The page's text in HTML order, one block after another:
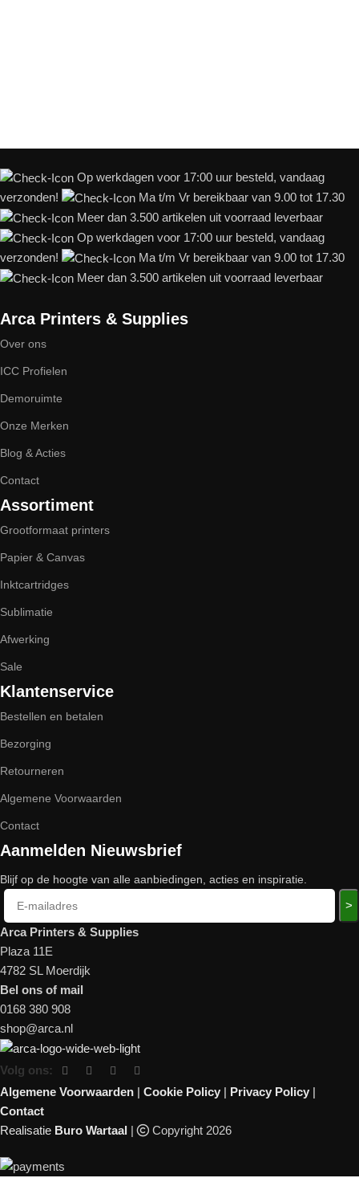
Op werkdagen voor 17:00 uur besteld, vandaag
verzonden!
Ma t/m Vr bereikbaar van 9.00 tot 17.30
Meer dan 3.500 artikelen uit voorraad leverbaar
Op werkdagen voor 17:00 uur besteld, vandaag
verzonden!
Ma t/m Vr bereikbaar van 9.00 tot 17.30
Meer dan 3.500 artikelen uit voorraad leverbaar
Arca Printers & Supplies
Over ons
ICC Profielen
Demoruimte
Onze Merken
Blog & Acties
Contact
Assortiment
Grootformaat printers
Papier & Canvas
Inktcartridges
Sublimatie
Afwerking
Sale
Klantenservice
Bestellen en betalen
Bezorging
Retourneren
Algemene Voorwaarden
Contact
Aanmelden Nieuwsbrief
Blijf op de hoogte van alle aanbiedingen, acties en inspiratie.
>
Arca Printers & Supplies
Plaza 11E
4782 SL Moerdijk
Bel ons of mail
0168 380 908
shop@arca.nl
Volg ons:
Algemene Voorwaarden
Cookie Policy Privacy Policy
Contact
Realisatie Buro Wartaal | Copyright 2026